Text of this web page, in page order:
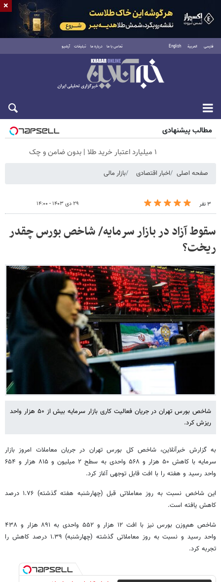
فارسی العربية English تماس با ما درباره ما تبلیغات آرشیو
جمعه ۱۶ مرداد ۱۴۰۵
مطالب پیشنهادی
۱ میلیارد اعتبار خرید طلا | بدون ضامن و چک
صفحه اصلی اخبار اقتصادی بازار مالی
۳ نفر ۲۹ دی ۱۴۰۳ - ۱۴:۰۰
سقوط آزاد در بازار سرمایه/ شاخص بورس چقدر
ریخت؟
شاخص بورس تهران در جریان فعالیت کاری بازار سرمایه بیش از ۵۰ هزار واحد
ریزش کرد.
به گزارش خبرآنلاین، شاخص کل بورس تهران در جریان معاملات امروز بازار
سرمایه با کاهش ۵۰ هزار و ۵۶۸ واحدی به سطح ۲ میلیون و ۸۱۵ هزار و ۶۵۴
واحد رسید و هفته را با افت قابل توجهی آغاز کرد.
این شاخص نسبت به روز معاملاتی قبل (چهارشنبه هفته گذشته) ۱.۷۶ درصد
کاهش یافته است.
شاخص هم‌وزن بورس نیز با افت ۱۲ هزار و ۵۵۲ واحدی به ۸۹۱ هزار و ۴۳۸
واحد رسید و نسبت به روز معاملاتی گذشته (چهارشنبه) ۱.۳۹ درصد کاهش را
تجربه کرد.
×